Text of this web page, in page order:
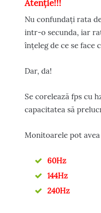
Atenție!!!
Nu confundați rata
intr-o secunda, iar
înțeleg de ce se
Dar, da!
Se corelează fps cu
capacitatea să
Monitoarele pot
60Hz
144Hz
240Hz